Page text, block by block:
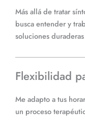
Más allá de tratar
busca entender y
soluciones
Flexibilidad
Me adapto a tus
un proceso